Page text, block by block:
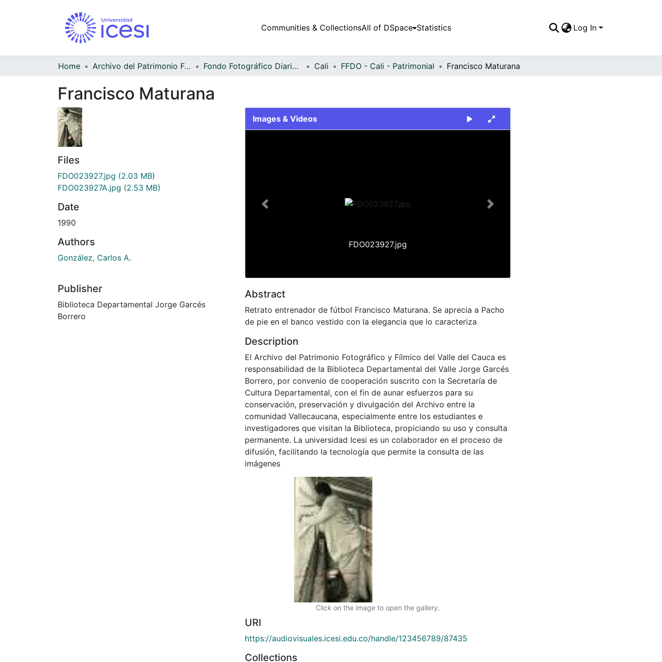
Communities & CollectionsAll of DSpace Statistics Log In
Home Archivo del Patrimonio Fotográfico y Fílmico del Valle del Cauca Fondo Fotográfico Diario Occidente Cali FFDO - Cali - Patrimonial Francisco Maturana
Francisco Maturana
Files
FDO023927.jpg (2.03 MB)
FDO023927A.jpg (2.53 MB)
Date
1990
Authors
González, Carlos A.
Publisher
Biblioteca Departamental Jorge Garcés
Borrero
Images & Videos
FDO023927.jpg
Previous Next
Abstract
Retrato entrenador de fútbol Francisco Maturana. Se aprecia a Pacho
de pie en el banco vestido con la elegancia que lo caracteriza
Description
El Archivo del Patrimonio Fotográfico y Fílmico del Valle del Cauca es
responsabilidad de la Biblioteca Departamental del Valle Jorge Garcés
Borrero, por convenio de cooperación suscrito con la Secretaría de
Cultura Departamental, con el fin de aunar esfuerzos para su
conservación, preservación y divulgación del Archivo entre la
comunidad Vallecaucana, especialmente entre los estudiantes e
investigadores que visitan la Biblioteca, propiciando su uso y consulta
permanente. La universidad Icesi es un colaborador en el proceso de
difusión, facilitando la tecnología que permite la consulta de las
imágenes
Click on the image to open the gallery.
URI
https://audiovisuales.icesi.edu.co/handle/123456789/87435
Collections